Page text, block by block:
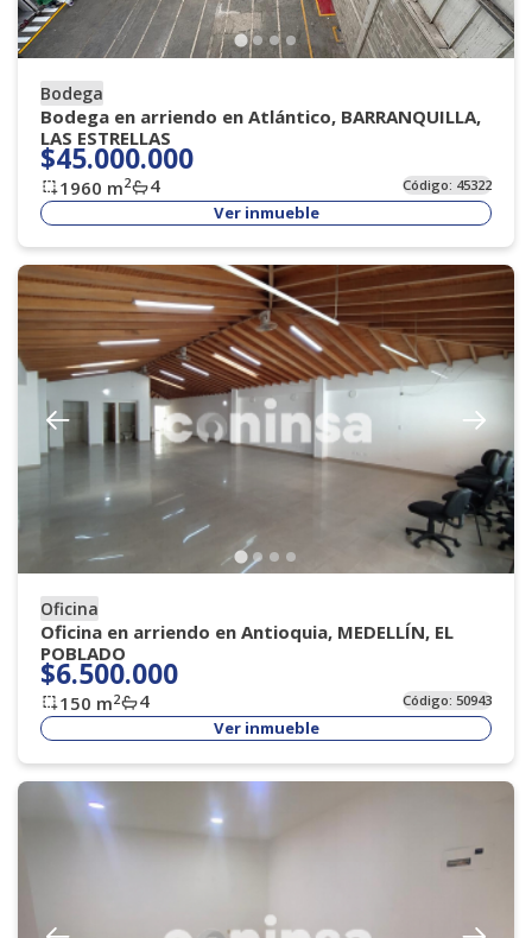
Bodega
Bodega en arriendo en Atlántico, BARRANQUILLA,
LAS ESTRELLAS
$45.000.000
1960 m2 4 Código: 45322
Ver inmueble
Oficina
Oficina en arriendo en Antioquia, MEDELLÍN, EL
POBLADO
$6.500.000
150 m2 4 Código:50943
Ver inmueble